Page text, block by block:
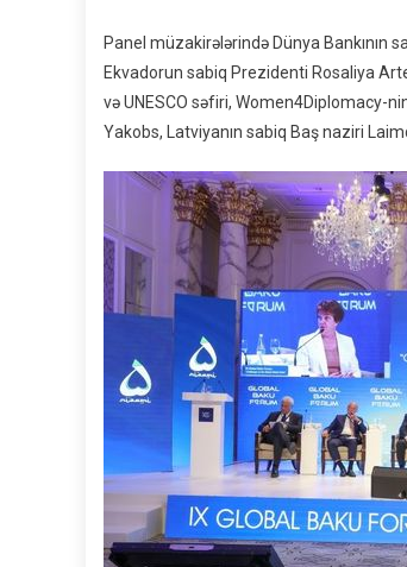
Panel müzakirələrində Dünya Bankının
Ekvadorun sabiq Prezidenti Rosaliya
və UNESCO səfiri, Women4Diplomacy-
Yakobs, Latviyanın sabiq Baş naziri